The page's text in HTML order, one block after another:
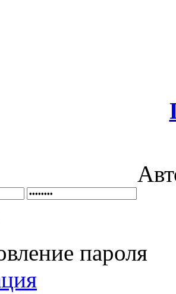
пароля